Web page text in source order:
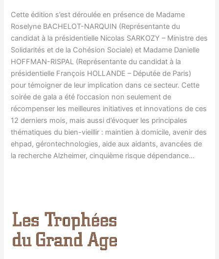
Cette édition s’est déroulée en présence de Madame
Roselyne BACHELOT-NARQUIN (Représentante du
candidat à la présidentielle Nicolas SARKOZY – Ministre des
Solidarités et de la Cohésion Sociale) et Madame Danielle
HOFFMAN-RISPAL (Représentante du candidat à la
présidentielle François HOLLANDE – Députée de Paris)
pour témoigner de leur implication dans ce secteur. Cette
soirée de gala a été l’occasion non seulement de
récompenser les meilleures initiatives et innovations de ces
12 derniers mois, mais aussi d’évoquer les principales
thématiques du bien-vieillir : maintien à domicile, avenir des
ehpad, gérontechnologies, aide aux aidants, avancées de
la recherche Alzheimer, cinquième risque dépendance…